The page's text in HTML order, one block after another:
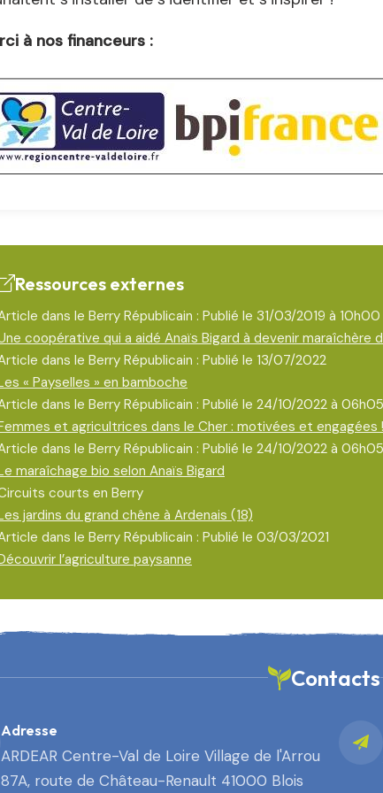
à nos financeurs :
Ressources externes
dans le Berry Républicain : Publié le 31/03/2019 à 10h00
coopérative qui a aidé Anaïs Bigard à devenir maraîchère
dans le Berry Républicain : Publié le 13/07/2022
« Payselles » en bamboche
dans le Berry Républicain : Publié le 24/10/2022 à 06h05
et agricultrices dans le Cher : motivées et engagées !
dans le Berry Républicain : Publié le 24/10/2022 à 06h05
maraîchage bio selon Anaïs Bigard
courts en Berry
jardins du grand chêne à Ardenais (18)
dans le Berry Républicain : Publié le 03/03/2021
l’agriculture paysanne
Contacts
Adresse
ARDEAR Centre-Val de Loire Village de l'Arrou
87A, route de Château-Renault 41000 Blois